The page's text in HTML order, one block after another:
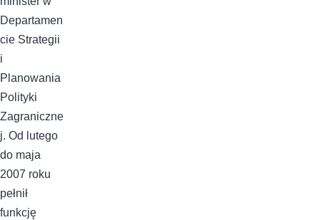
Departamen
cie Strategii
i
Planowania
Polityki
Zagraniczne
j. Od lutego
do maja
2007 roku
pełnił
funkcję